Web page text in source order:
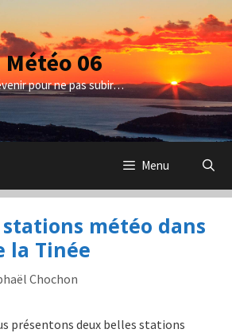
Météo 06
pour ne pas subir…
Menu
stations météo dans
la Tinée
Chochon
présentons deux belles stations